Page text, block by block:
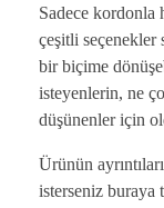
Sadece kordonla
çeşitli seçenekler
bir biçime
isteyenlerin, ne
düşünenler için
Ürünün
isterseniz buraya